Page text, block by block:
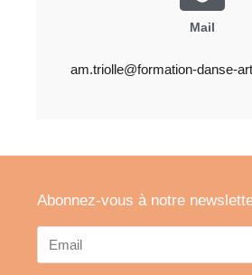
Mail
am.triolle@formation-danse-
Abonnez-vous à notre